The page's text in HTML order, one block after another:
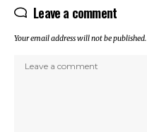
Leave a comment
Your email address will not be published.